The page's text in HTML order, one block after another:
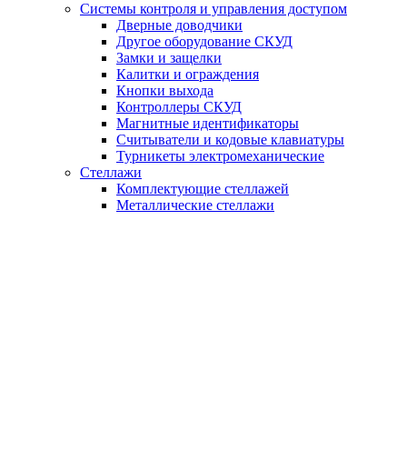
Системы контроля и управления доступом
Дверные доводчики
Другое оборудование СКУД
Замки и защелки
Калитки и ограждения
Кнопки выхода
Контроллеры СКУД
Магнитные идентификаторы
Считыватели и кодовые клавиатуры
Турникеты электромеханические
Стеллажи
Комплектующие стеллажей
Металлические стеллажи